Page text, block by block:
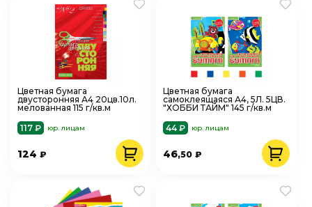
Цветная бумага
двусторонняя А4 20цв.10л.
мелованная 115 г/кв.м
117 ₽
юр. лицам
124 ₽
Цветная бумага
самоклеящаяся А4, 5Л. 5ЦВ.
"ХОББИ ТАЙМ" 145 г/кв.м
44 ₽
юр. лицам
46,50 ₽